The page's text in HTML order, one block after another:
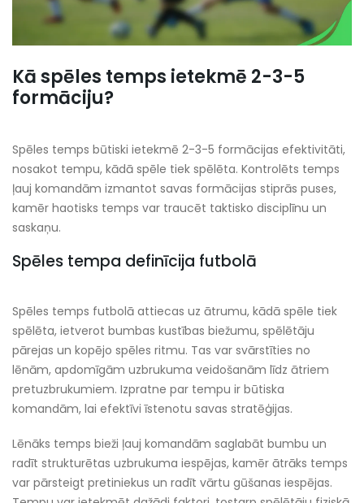
Kā spēles temps ietekmē 2-3-5
formāciju?
Spēles temps būtiski ietekmē 2-3-5 formācijas efektivitāti,
nosakot tempu, kādā spēle tiek spēlēta. Kontrolēts temps
ļauj komandām izmantot savas formācijas stiprās puses,
kamēr haotisks temps var traucēt taktisko disciplīnu un
saskaņu.
Spēles tempa definīcija futbolā
Spēles temps futbolā attiecas uz ātrumu, kādā spēle tiek
spēlēta, ietverot bumbas kustības biežumu, spēlētāju
pārejas un kopējo spēles ritmu. Tas var svārstīties no
lēnām, apdomīgām uzbrukuma veidošanām līdz ātriem
pretuzbrukumiem. Izpratne par tempu ir būtiska
komandām, lai efektīvi īstenotu savas stratēģijas.
Lēnāks temps bieži ļauj komandām saglabāt bumbu un
radīt strukturētas uzbrukuma iespējas, kamēr ātrāks temps
var pārsteigt pretiniekus un radīt vārtu gūšanas iespējas.